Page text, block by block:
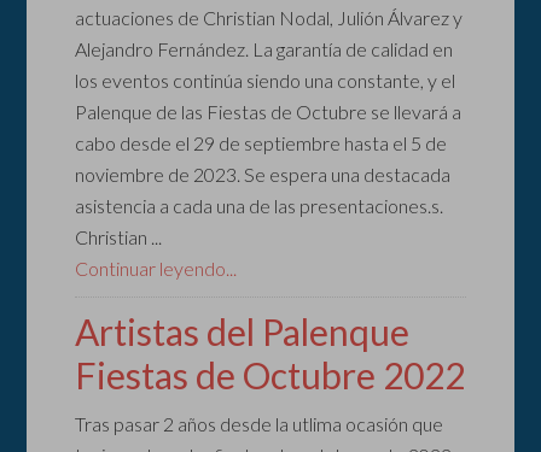
actuaciones de Christian Nodal, Julión Álvarez y
Alejandro Fernández. La garantía de calidad en
los eventos continúa siendo una constante, y el
Palenque de las Fiestas de Octubre se llevará a
cabo desde el 29 de septiembre hasta el 5 de
noviembre de 2023. Se espera una destacada
asistencia a cada una de las presentaciones.s.
Christian ...
Continuar leyendo...
Artistas del Palenque
Fiestas de Octubre 2022
Tras pasar 2 años desde la utlima ocasión que